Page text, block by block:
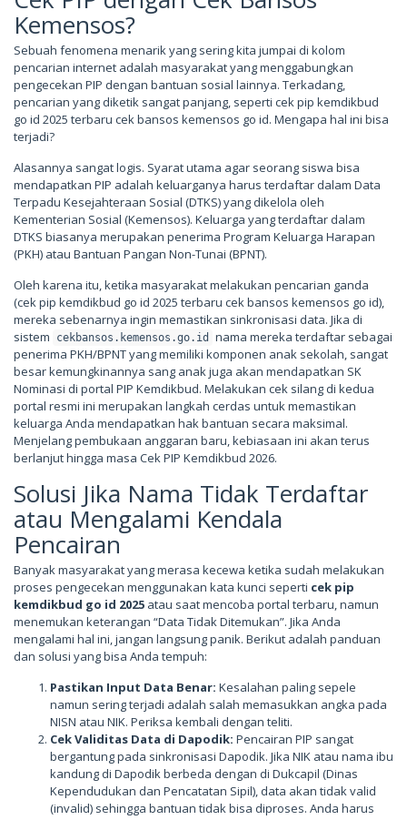
Kemensos?
Sebuah fenomena menarik yang sering kita jumpai di kolom
pencarian internet adalah masyarakat yang menggabungkan
pengecekan PIP dengan bantuan sosial lainnya. Terkadang,
pencarian yang diketik sangat panjang, seperti cek pip kemdikbud
go id 2025 terbaru cek bansos kemensos go id. Mengapa hal ini bisa
terjadi?
Alasannya sangat logis. Syarat utama agar seorang siswa bisa
mendapatkan PIP adalah keluarganya harus terdaftar dalam Data
Terpadu Kesejahteraan Sosial (DTKS) yang dikelola oleh
Kementerian Sosial (Kemensos). Keluarga yang terdaftar dalam
DTKS biasanya merupakan penerima Program Keluarga Harapan
(PKH) atau Bantuan Pangan Non-Tunai (BPNT).
Oleh karena itu, ketika masyarakat melakukan pencarian ganda
(cek pip kemdikbud go id 2025 terbaru cek bansos kemensos go id),
mereka sebenarnya ingin memastikan sinkronisasi data. Jika di
sistem
cekbansos.kemensos.go.id
nama mereka terdaftar sebagai
penerima PKH/BPNT yang memiliki komponen anak sekolah, sangat
besar kemungkinannya sang anak juga akan mendapatkan SK
Nominasi di portal PIP Kemdikbud. Melakukan cek silang di kedua
portal resmi ini merupakan langkah cerdas untuk memastikan
keluarga Anda mendapatkan hak bantuan secara maksimal.
Menjelang pembukaan anggaran baru, kebiasaan ini akan terus
berlanjut hingga masa Cek PIP Kemdikbud 2026.
Solusi Jika Nama Tidak Terdaftar
atau Mengalami Kendala
Pencairan
Banyak masyarakat yang merasa kecewa ketika sudah melakukan
proses pengecekan menggunakan kata kunci seperti cek pip
kemdikbud go id 2025 atau saat mencoba portal terbaru, namun
menemukan keterangan “Data Tidak Ditemukan”. Jika Anda
mengalami hal ini, jangan langsung panik. Berikut adalah panduan
dan solusi yang bisa Anda tempuh:
Pastikan Input Data Benar: Kesalahan paling sepele
namun sering terjadi adalah salah memasukkan angka pada
NISN atau NIK. Periksa kembali dengan teliti.
Cek Validitas Data di Dapodik: Pencairan PIP sangat
bergantung pada sinkronisasi Dapodik. Jika NIK atau nama ibu
kandung di Dapodik berbeda dengan di Dukcapil (Dinas
Kependudukan dan Pencatatan Sipil), data akan tidak valid
(invalid) sehingga bantuan tidak bisa diproses. Anda harus